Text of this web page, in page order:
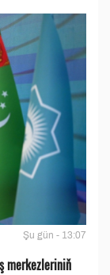
Şu gün - 13:07
merkezleriniň